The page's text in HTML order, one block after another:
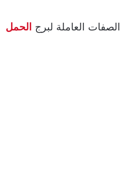
الصفات العاملة لبرج الحمل